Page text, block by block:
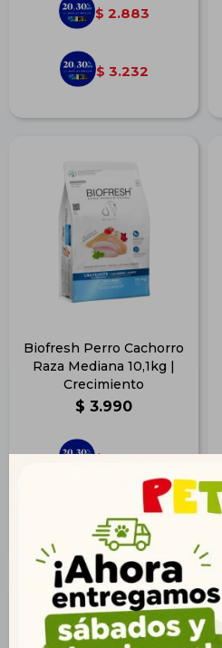
$ 2.883
$ 3.232
Biofresh Perro Cachorro
Raza Mediana 10,1kg |
Crecimiento
$ 3.990
$ 2.883
3.232